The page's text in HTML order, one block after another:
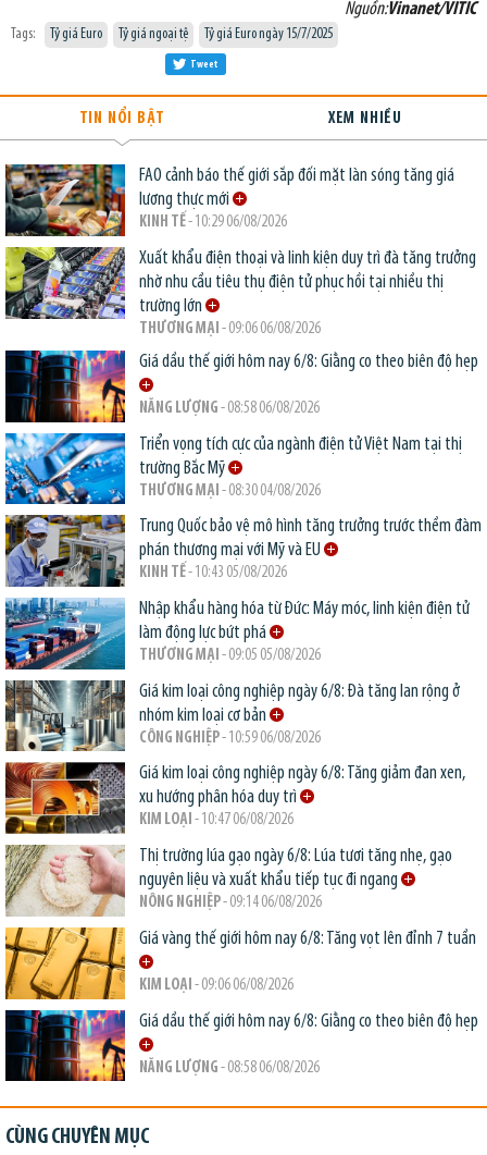
Nguồn:Vinanet/VITIC
Tags: Tỷ giá Euro Tỷ giá ngoại tệ Tỷ giá Euro ngày 15/7/2025
Tweet
TIN NỔI BẬT XEM NHIỀU
FAO cảnh báo thế giới sắp đối mặt làn sóng tăng giá
lương thực mới
KINH TẾ- 10:29 06/08/2026
Xuất khẩu điện thoại và linh kiện duy trì đà tăng trưởng
nhờ nhu cầu tiêu thụ điện tử phục hồi tại nhiều thị
trường lớn
THƯƠNG MẠI - 09:06 06/08/2026
Giá dầu thế giới hôm nay 6/8: Giằng co theo biên độ hẹp
NĂNG LƯỢNG - 08:58 06/08/2026
Triển vọng tích cực của ngành điện tử Việt Nam tại thị
trường Bắc Mỹ
THƯƠNG MẠI - 08:30 04/08/2026
Trung Quốc bảo vệ mô hình tăng trưởng trước thềm đàm
phán thương mại với Mỹ và EU
KINH TẾ- 10:43 05/08/2026
Nhập khẩu hàng hóa từ Đức: Máy móc, linh kiện điện tử
làm động lực bứt phá
THƯƠNG MẠI - 09:05 05/08/2026
Giá kim loại công nghiệp ngày 6/8: Đà tăng lan rộng ở
nhóm kim loại cơ bản
CÔNG NGHIỆP- 10:59 06/08/2026
Giá kim loại công nghiệp ngày 6/8: Tăng giảm đan xen,
xu hướng phân hóa duy trì
KIM LOẠI - 10:47 06/08/2026
Thị trường lúa gạo ngày 6/8: Lúa tươi tăng nhẹ, gạo
nguyên liệu và xuất khẩu tiếp tục đi ngang
NÔNG NGHIỆP- 09:14 06/08/2026
Giá vàng thế giới hôm nay 6/8: Tăng vọt lên đỉnh 7 tuần
KIM LOẠI - 09:06 06/08/2026
Giá dầu thế giới hôm nay 6/8: Giằng co theo biên độ hẹp
NĂNG LƯỢNG - 08:58 06/08/2026
CÙNG CHUYÊN MỤC